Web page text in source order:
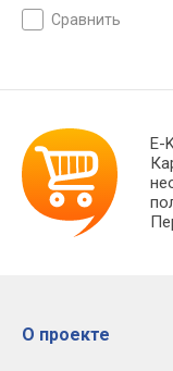
водорастворимые
до 360 страниц
сравнить
E-
О проекте